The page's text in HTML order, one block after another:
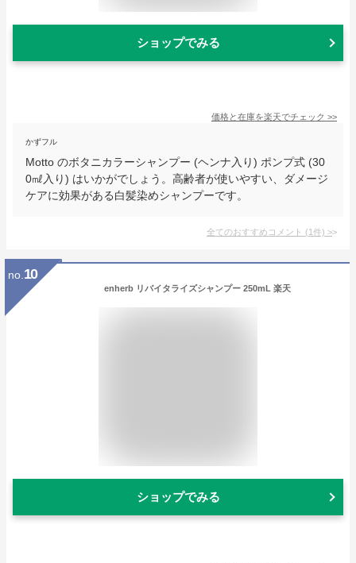
ショップでみる
価格と在庫を楽天でチェック >>
かずフル
Motto のボタニカラーシャンプー (ヘンナ入り) ポンプ式 (30
0㎖入り) はいかがでしょう。高齢者が使いやすい、ダメージ
ケアに効果がある白髪染めシャンプーです。
全てのおすすめコメント (1件) >
no. 10
enherb リバイタライズシャンプー 250mL 楽天
ショップでみる